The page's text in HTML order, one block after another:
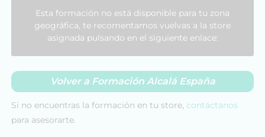
Esta formación no está disponible para tu zona
geográfica, te recomentamos vuelvas a la store
asignada pulsando en el siguiente enlace:
Volver a Formación Alcalá España
Si no encuentras la formación en tu store, contáctanos
para asesorarte.